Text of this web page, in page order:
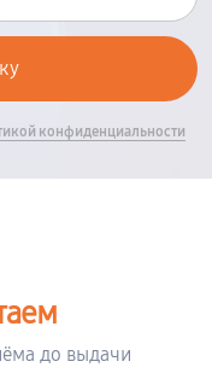
конфиденциальности
до выдачи